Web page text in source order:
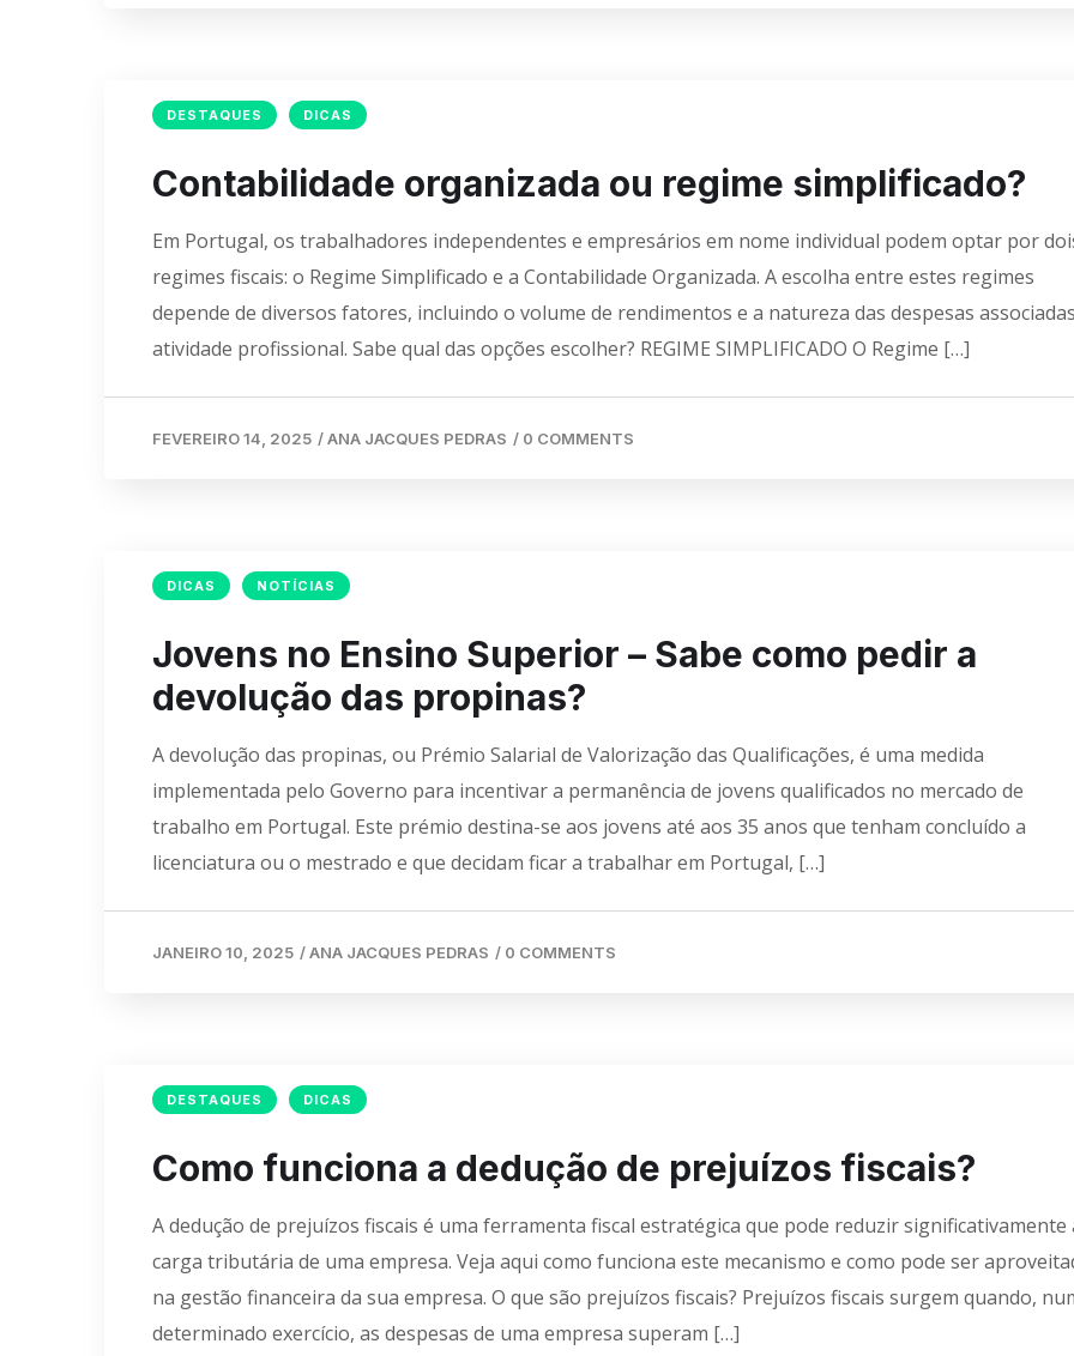
DESTAQUES DICAS
Contabilidade organizada ou regime simplificado?
Em Portugal, os trabalhadores independentes e empresários em nome individual podem optar por
regimes fiscais: o Regime Simplificado e a Contabilidade Organizada. A escolha entre estes regimes
depende de diversos fatores, incluindo o volume de rendimentos e a natureza das despesas
atividade profissional. Sabe qual das opções escolher? REGIME SIMPLIFICADO O Regime […]
FEVEREIRO 14, 2025 /ANA JACQUES PEDRAS / 0 COMMENTS
DICAS NOTÍCIAS
Jovens no Ensino Superior – Sabe como pedir a
devolução das propinas?
A devolução das propinas, ou Prémio Salarial de Valorização das Qualificações, é uma medida
implementada pelo Governo para incentivar a permanência de jovens qualificados no mercado de
trabalho em Portugal. Este prémio destina-se aos jovens até aos 35 anos que tenham concluído a
licenciatura ou o mestrado e que decidam ficar a trabalhar em Portugal, […]
JANEIRO 10, 2025 /ANA JACQUES PEDRAS / 0 COMMENTS
DESTAQUES DICAS
Como funciona a dedução de prejuízos fiscais?
A dedução de prejuízos fiscais é uma ferramenta fiscal estratégica que pode reduzir significativamente
carga tributária de uma empresa. Veja aqui como funciona este mecanismo e como pode ser
na gestão financeira da sua empresa. O que são prejuízos fiscais? Prejuízos fiscais surgem quando,
determinado exercício, as despesas de uma empresa superam […]